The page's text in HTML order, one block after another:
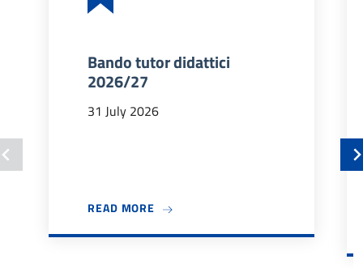
Bando tutor didattici
2026/27
31 July 2026
READ MORE ABOUT BANDO TUTOR DIDATTICI